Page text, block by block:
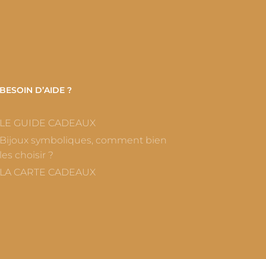
BESOIN D’AIDE ?
LE GUIDE CADEAUX
Bijoux symboliques, comment bien
les choisir ?
LA CARTE CADEAUX